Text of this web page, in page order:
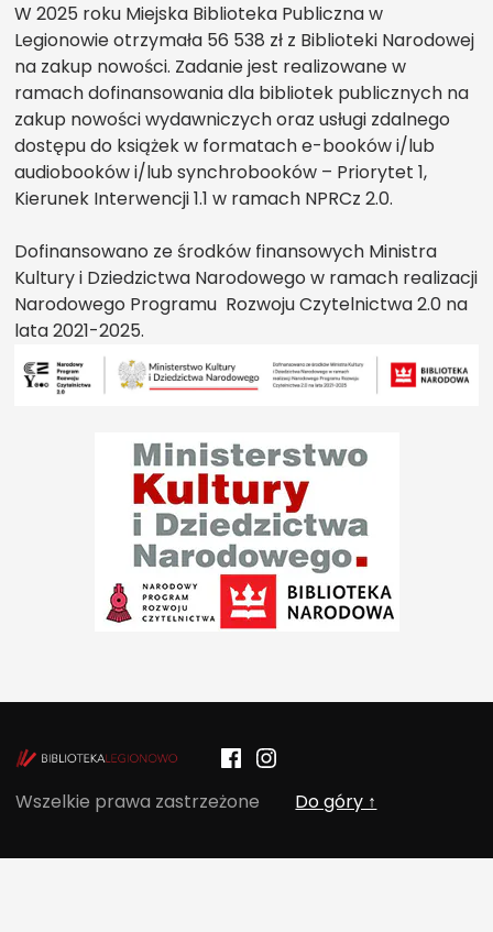
W 2025 roku Miejska Biblioteka Publiczna w
Legionowie otrzymała 56 538 zł z Biblioteki Narodowej
na zakup nowości. Zadanie jest realizowane w
ramach dofinansowania dla bibliotek publicznych na
zakup nowości wydawniczych oraz usługi zdalnego
dostępu do książek w formatach e-booków i/lub
audiobooków i/lub synchrobooków – Priorytet 1,
Kierunek Interwencji 1.1 w ramach NPRCz 2.0.
Dofinansowano ze środków finansowych Ministra
Kultury i Dziedzictwa Narodowego w ramach realizacji
Narodowego Programu Rozwoju Czytelnictwa 2.0 na
lata 2021-2025.
POCZYTALNIA – NOWE MIEJSCE NA
FacebookInstagram
Wszelkie prawa zastrzeżone Do góry ↑